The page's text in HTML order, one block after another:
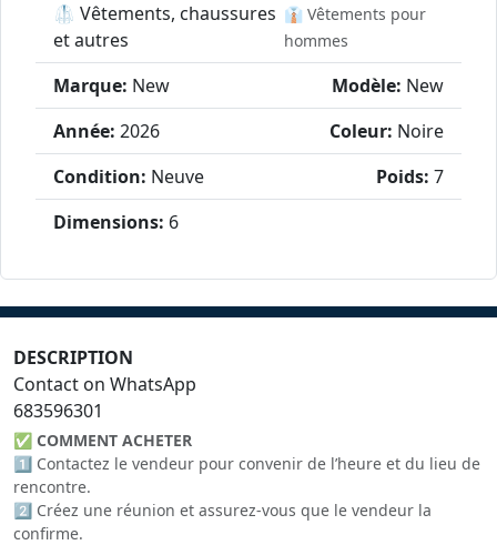
🥼 Vêtements, chaussures
et autres
👔 Vêtements pour
hommes
Marque: New Modèle: New
Année: 2026 Coleur: Noire
Condition: Neuve Poids: 7
Dimensions: 6
DESCRIPTION
Contact on WhatsApp
683596301
✅ COMMENT ACHETER
1️⃣ Contactez le vendeur pour convenir de l’heure et du lieu de
rencontre.
2️⃣ Créez une réunion et assurez-vous que le vendeur la
confirme.